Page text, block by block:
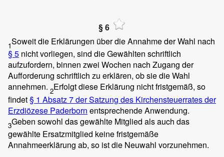
§ 6
1Soweit die Erklärungen über die Annahme der Wahl nach
§ 5 nicht vorliegen, sind die Gewählten schriftlich
aufzufordern, binnen zwei Wochen nach Zugang der
Aufforderung schriftlich zu erklären, ob sie die Wahl
annehmen. 2Erfolgt diese Erklärung nicht fristgemäß, so
findet§ 1 Absatz 7 der Satzung des Kirchensteuerrates der
Erzdiözese Paderborn entsprechende Anwendung.
3Geben sowohl das gewählte Mitglied als auch das
gewählte Ersatzmitglied keine fristgemäße
Annahmeerklärung ab, so ist die Neuwahl vorzunehmen.